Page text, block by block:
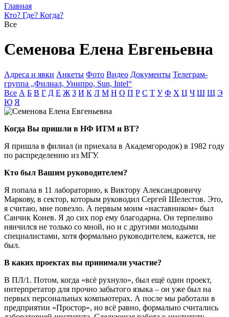
Главная
Кто? Где? Когда?
Все
Семенова Елена Евгеньевна
Адреса и явки Анкеты Фото Видео Документы Телеграм-
группа „Филиал, Унипро, Sun, Intel“
Все А Б В Г Д Е Ж З И К Л М Н О П Р С Т У Ф Х Ц Ч Ш Щ Э
Ю Я
Когда Вы пришли в НФ ИТМ и ВТ?
Я пришла в филиал (и приехала в Академгородок) в 1982 году
по распределению из МГУ.
Кто был Вашим руководителем?
Я попала в 11 лабораторию, к Виктору Александровичу
Маркову, в сектор, которым руководил Сергей Шелестов. Это,
я считаю, мне повезло. А первым моим «наставником» был
Санчик Конев. Я до сих пор ему благодарна. Он терпеливо
нянчился не только со мной, но и с другими молодыми
специалистами, хотя формально руководителем, кажется, не
был.
В каких проектах вы принимали участие?
В ПЛ/1. Потом, когда «всё рухнуло», был ещё один проект,
интерпретатор для прочно забытого языка – он уже был на
первых персональных компьютерах. А после мы работали в
предприятии «Простор», но всё равно, формально считались